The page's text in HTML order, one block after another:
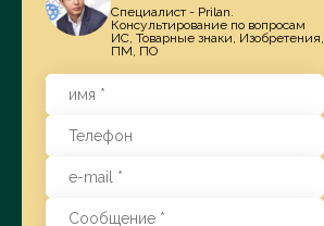
Специалист - Prilan.
Консультирование по вопросам
ИС, Товарные знаки, Изобретения,
ПМ, ПО